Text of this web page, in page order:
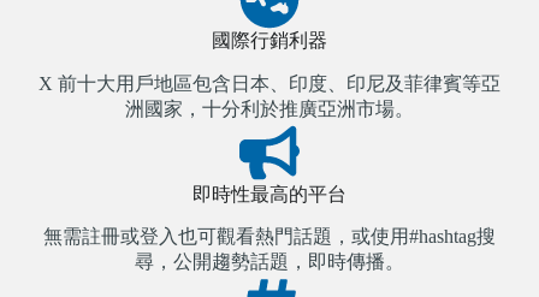
國際行銷利器
X 前十大用戶地區包含日本、印度、印尼及菲律賓等亞
洲國家，十分利於推廣亞洲市場。
即時性最高的平台
無需註冊或登入也可觀看熱門話題，或使用#hashtag搜
尋，公開趨勢話題，即時傳播。